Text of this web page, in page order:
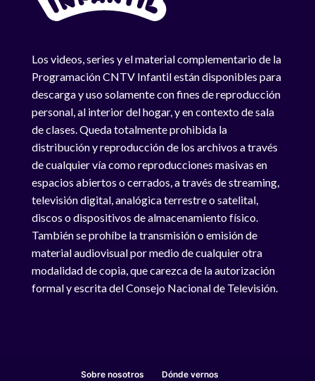
Los videos, series y el material complementario de la
Programación CNTV Infantil están disponibles para
descarga y uso solamente con fines de reproducción
personal, al interior del hogar, y en contexto de sala
de clases. Queda totalmente prohibida la
distribución y reproducción de los archivos a través
de cualquier vía como reproducciones masivas en
espacios abiertos o cerrados, a través de streaming,
televisión digital, analógica terrestre o satelital,
discos o dispositivos de almacenamiento físico.
También se prohíbe la transmisión o emisión de
material audiovisual por medio de cualquier otra
modalidad de copia, que carezca de la autorización
formal y escrita del Consejo Nacional de Televisión.
Sobre nosotros Dónde vernos